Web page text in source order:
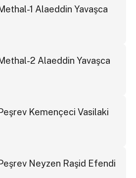
1 Alaeddin Yavaşca
2 Alaeddin Yavaşca
Kemençeci Vasilaki
Neyzen Raşid Efendi